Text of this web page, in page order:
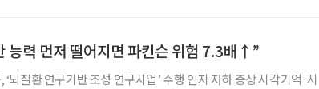
능력 먼저 떨어지면 파킨슨 위험 7.3배↑”
뇌질환 연구기반 조성 연구사업’ 수행 인지 저하 증상 시각기억·시